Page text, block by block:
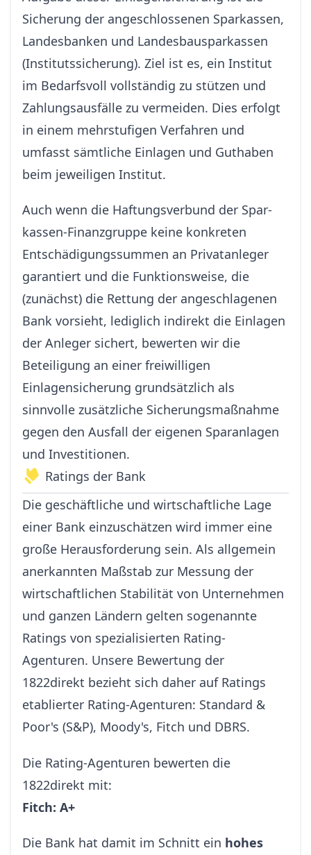
Sicherung der angeschlossenen Sparkassen,
Landesbanken und Landesbausparkassen
(Institutssicherung). Ziel ist es, ein Institut
im Bedarfsvoll vollständig zu stützen und
Zahlungsausfälle zu vermeiden. Dies erfolgt
in einem mehrstufigen Verfahren und
umfasst sämtliche Einlagen und Guthaben
beim jeweiligen Institut.
Auch wenn die Haftungs­verbund der Spar­
kassen-Finanz­gruppe keine konkreten
Entschädigungssummen an Privatanleger
garantiert und die Funktionsweise, die
(zunächst) die Rettung der angeschlagenen
Bank vorsieht, lediglich indirekt die Einlagen
der Anleger sichert, bewerten wir die
Beteiligung an einer freiwilligen
Einlagensicherung grundsätzlich als
sinnvolle zusätzliche Sicherungsmaßnahme
gegen den Ausfall der eigenen Sparanlagen
und Investitionen.
Ratings der Bank
Die geschäftliche und wirtschaftliche Lage
einer Bank einzuschätzen wird immer eine
große Herausforderung sein. Als allgemein
anerkannten Maßstab zur Messung der
wirtschaftlichen Stabilität von Unternehmen
und ganzen Ländern gelten sogenannte
Ratings von spezialisierten Rating-
Agenturen. Unsere Bewertung der
1822direkt bezieht sich daher auf Ratings
etablierter Rating-Agenturen: Standard &
Poor's (S&P), Moody's, Fitch und DBRS.
Die Rating-Agenturen bewerten die
1822direkt mit:
Fitch: A+
Die Bank hat damit im Schnitt ein hohes